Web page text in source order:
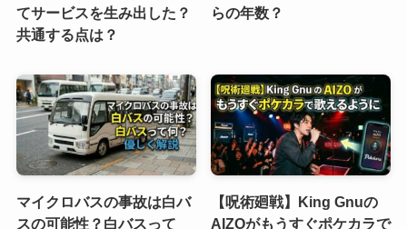
てサービスを生み出した？
共通する点は？
らの年数？
マイクロバスの事故は白バ
スの可能性？白バスって
【呪術廻戦】King Gnuの
AIZOがもうすぐポケカラで